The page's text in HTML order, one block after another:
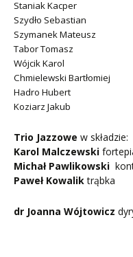
Staniak Kacper
Szydło Sebastian
Szymanek Mateusz
Tabor Tomasz
Wójcik Karol
Chmielewski Bartłomiej
Hadro Hubert
Koziarz Jakub
Trio Jazzowe w składzie:
Karol Malczewski
Michał Pawlikowski
Paweł Kowaliktrąbka
dr Joanna Wójtowicz